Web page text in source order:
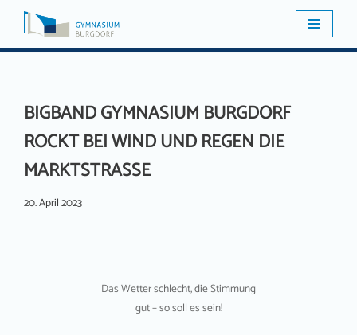
Zum
BIGBAND GYMNASIUM BURGDORF
ROCKT BEI WIND UND REGEN DIE
MARKTSTRASSE
20. April 2023
Das Wetter schlecht, die Stimmung
gut – so soll es sein!